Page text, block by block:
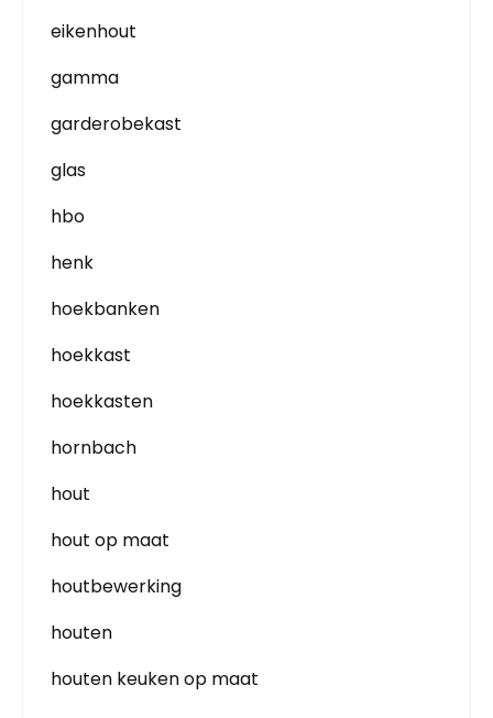
eikenhout
gamma
garderobekast
glas
hbo
henk
hoekbanken
hoekkast
hoekkasten
hornbach
hout
hout op maat
houtbewerking
houten
houten keuken op maat